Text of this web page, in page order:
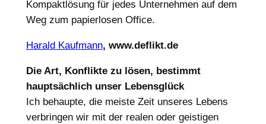
Kompaktlösung für jedes Unternehmen auf dem
Weg zum papierlosen Office.
Harald Kaufmann, www.deflikt.de
Die Art, Konflikte zu lösen, bestimmt
hauptsächlich unser Lebensglück
Ich behaupte, die meiste Zeit unseres Lebens
verbringen wir mit der realen oder geistigen